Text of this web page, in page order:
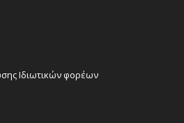
Ιδιωτικών φορέων